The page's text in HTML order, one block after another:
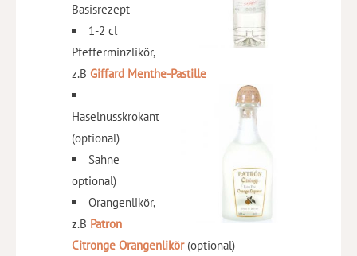
Basisrezept
1-2 cl
Pfefferminzlikör,
z.B Giffard Menthe-Pastille
Haselnusskrokant
(optional)
Sahne
optional)
Orangenlikör,
z.B Patron
Citronge Orangenlikör(optional)